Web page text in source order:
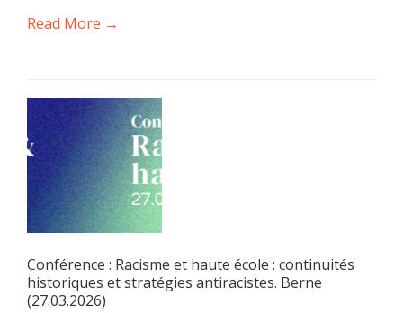
Read More →
Conférence : Racisme et haute école : continuités
historiques et stratégies antiracistes. Berne
(27.03.2026)